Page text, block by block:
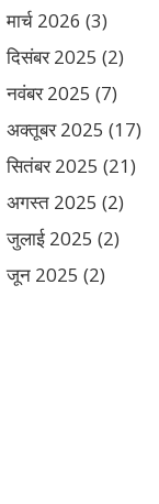
मार्च 2026 (3)
दिसंबर 2025 (2)
नवंबर 2025 (7)
अक्तूबर 2025 (17)
सितंबर 2025 (21)
अगस्त 2025 (2)
जुलाई 2025 (2)
जून 2025 (2)